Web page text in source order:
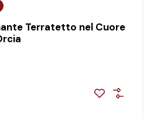
Terratetto nel Cuore